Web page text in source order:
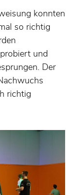
konnten
so richtig
und
Der
richtig